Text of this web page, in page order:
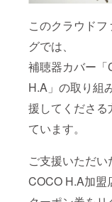
このクラウドフ
グでは、
補聴器カバー「
H.A」の取り組
援してくださる
ています。
ご支援いただい
COCO H.A加盟